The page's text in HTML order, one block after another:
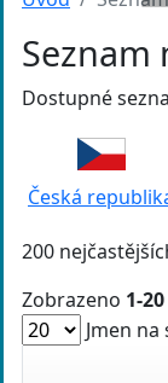
Seznam
Dostupné
Česká
200
Zobrazeno 1-20
Jmen